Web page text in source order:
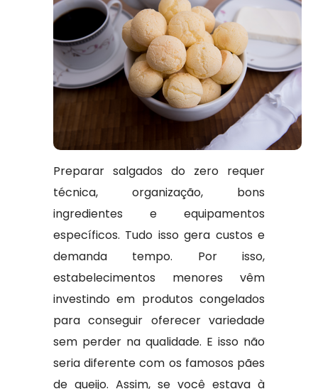
Preparar salgados do zero requer
técnica, organização, bons
ingredientes e equipamentos
específicos. Tudo isso gera custos e
demanda tempo. Por isso,
estabelecimentos menores vêm
investindo em produtos congelados
para conseguir oferecer variedade
sem perder na qualidade. E isso não
seria diferente com os famosos pães
de queijo. Assim, se você estava à